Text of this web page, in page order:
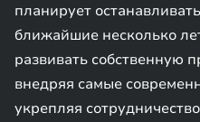
планирует
ближайшие несколько
развивать собственную
внедряя самые
укрепляя